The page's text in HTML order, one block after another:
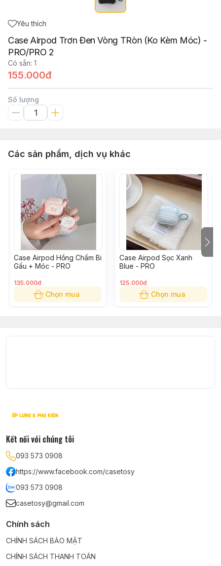
Yêu thích
Case Airpod Trơn Đen Vòng TRòn (Ko Kèm Móc) -
PRO/PRO 2
Có sẵn: 1
155.000đ
Số lượng
Các sản phẩm, dịch vụ khác
Case Airpod Hồng Chấm Bi
Gấu + Móc - PRO
135.000đ
Chọn mua
Case Airpod Sọc Xanh
Blue - PRO
125.000đ
Chọn mua
Kết nối với chúng tôi
093 573 0908
https://www.facebook.com/casetosy
093 573 0908
casetosy@gmail.com
Chính sách
CHÍNH SÁCH BẢO MẬT
CHÍNH SÁCH THANH TOÁN